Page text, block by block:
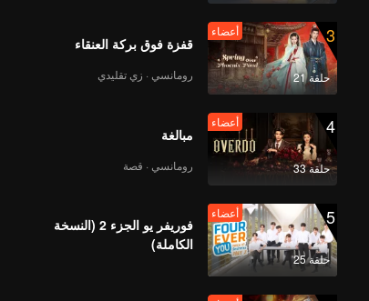
3
حلقة 21
أعضاء
قفزة فوق بركة العنقاء
رومانسي · زي تقليدي
4
حلقة 33
أعضاء
مبالغة
رومانسي · قصة
5
حلقة 25
أعضاء
فوريفر يو الجزء 2 (النسخة
الكاملة)